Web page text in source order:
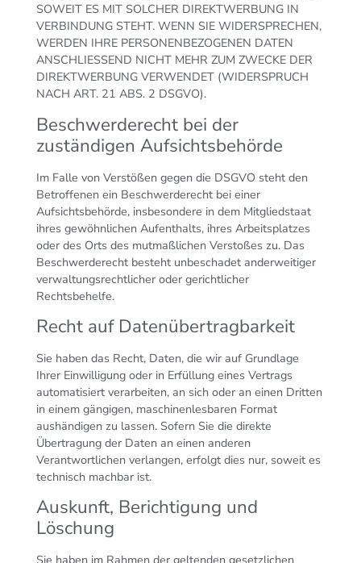
SOWEIT ES MIT SOLCHER DIREKTWERBUNG IN
VERBINDUNG STEHT. WENN SIE WIDERSPRECHEN,
WERDEN IHRE PERSONENBEZOGENEN DATEN
ANSCHLIESSEND NICHT MEHR ZUM ZWECKE DER
DIREKTWERBUNG VERWENDET (WIDERSPRUCH
NACH ART. 21 ABS. 2 DSGVO).
Beschwerde­recht bei der
zuständigen Aufsichts­behörde
Im Falle von Verstößen gegen die DSGVO steht den
Betroffenen ein Beschwerderecht bei einer
Aufsichtsbehörde, insbesondere in dem Mitgliedstaat
ihres gewöhnlichen Aufenthalts, ihres Arbeitsplatzes
oder des Orts des mutmaßlichen Verstoßes zu. Das
Beschwerderecht besteht unbeschadet anderweitiger
verwaltungsrechtlicher oder gerichtlicher
Rechtsbehelfe.
Recht auf Daten­übertrag­barkeit
Sie haben das Recht, Daten, die wir auf Grundlage
Ihrer Einwilligung oder in Erfüllung eines Vertrags
automatisiert verarbeiten, an sich oder an einen Dritten
in einem gängigen, maschinenlesbaren Format
aushändigen zu lassen. Sofern Sie die direkte
Übertragung der Daten an einen anderen
Verantwortlichen verlangen, erfolgt dies nur, soweit es
technisch machbar ist.
Auskunft, Berichtigung und
Löschung